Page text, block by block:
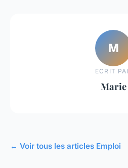
M
ECRIT
Marie
← Voir tous les articles Emploi